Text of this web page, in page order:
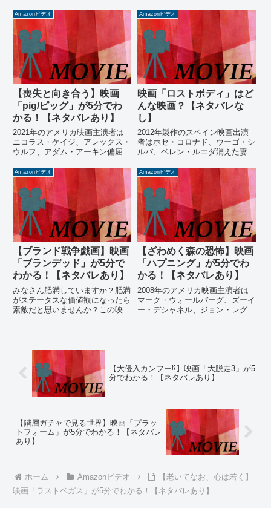
画。果たしてセリーンは最強のヴ
ァンパイアであるマーカスを止め
られるのか！？ネタバレありのあ
らすじとレビューはコチラで！
す。環境はあなたを簡単にウスノ
ロに変えてしまいます。自己肯定
感を取り戻すには今の環境からの
脱出し、出会いを求めるしかない
のです。
Amazonビデオ
【喪失と向き合う】映画
「pig/ピッグ」が5分でわ
かる！【ネタバレあり】
2021年のアメリカ映画主演者は
ニコラス・ケイジ、アレックス・
ウルフ、アダム・アーキン偏屈な
マ映画こんな人にオススメ！・大
切な人を亡くしたことがある・悲
しい出来事から立ち直りたい・静
かな雰囲気の映画が好き映画「...
Amazonビデオ
映画「ロストボディ」はど
んな映画？【ネタバレな
し】
2012年製作のスペイン映画出演
者はホセ・コロナド、ウーゴ・シ
ルバ、ベレン・ルエダ消えた妻の
にオススメ！・意外な結末が見た
い・謎が謎を呼ぶ展開が好き・浮
気はパニッシュ！映画「ロストボ
ディ」はどんな映画？掌の上で...
Amazonビデオ
【ブランド戦争戯画】映画
「ブランデッド」が5分で
わかる！【ネタバレあり】
みなさん肥満していますか？肥満
がステータスな価値観になったら
素敵だと思いませんか？この映画
ネタバレありのあらすじとレビュ
ーはコチラ！
Amazonビデオ
【ざわめく森の恐怖】映画
「ハプニング」が5分でわ
かる！【ネタバレあり】
2008年のアメリカ映画主演者は
マーク・ウォールバーグ、ズーイ
ー・デシャネル、ジョン・レグイ
【大侵入カンフー⁉︎】映画「大脱走3」が5
分でわかる！【ネタバレあり】
【階層ガチャで見る世界】映画「プラッ
トフォーム」が5分でわかる！【ネタバレ
あり】
ホーム Amazonビデオ
【老いてなお、心は若く】
映画「ラストベガス」が5分でわかる！【ネタバレあり】